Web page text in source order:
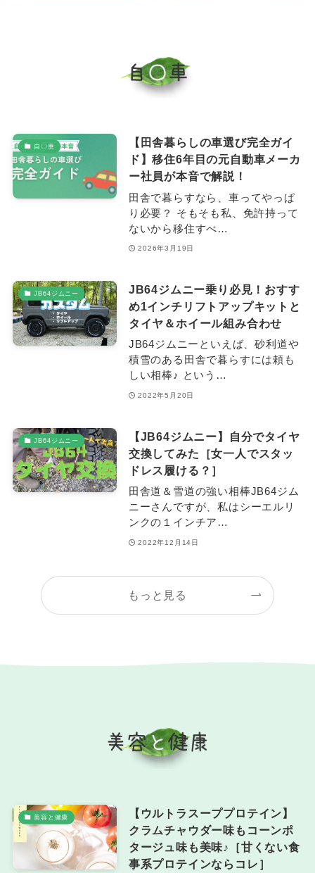
自〇車
【田舎暮らしの車選び完全ガイ
ド】移住6年目の元自動車メーカ
ー社員が本音で解説！
田舎で暮らすなら、車ってやっぱ
り必要？ そもそも私、免許持って
ないから移住すべ…
2026年3月19日
JB64ジムニー
JB64ジムニー乗り必見！おすす
め1インチリフトアップキットと
タイヤ＆ホイール組み合わせ
JB64ジムニーといえば、砂利道や
積雪のある田舎で暮らすには頼も
しい相棒♪ という…
2022年5月20日
JB64ジムニー
【JB64ジムニー】自分でタイヤ
交換してみた［女一人でスタッ
ドレス履ける？］
田舎道＆雪道の強い相棒JB64ジム
ニーさんですが、私はシーエルリ
ンクの１インチア…
2022年12月14日
もっと見る
美容と健康
【ウルトラスーププロテイン】
クラムチャウダー味もコーンポ
タージュ味も美味♪［甘くない食
事系プロテインならコレ］